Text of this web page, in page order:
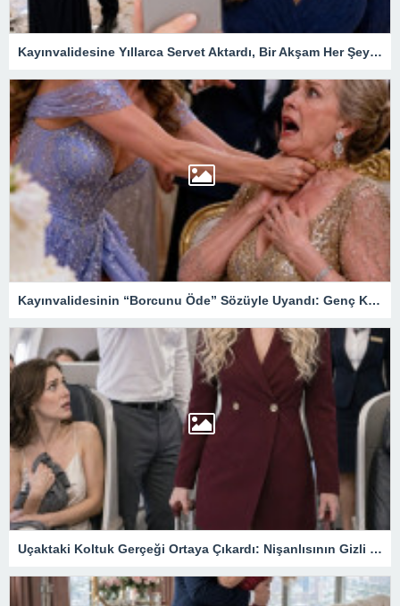
Kayınvalidesine Yıllarca Servet Aktardı, Bir Akşam Her Şeyi Değiştiren Gerçeği Öğrendi
Kayınvalidesinin “Borcunu Öde” Sözüyle Uyandı: Genç Kadının Sınırları Bütün Aileyi Değiştirdi
Uçaktaki Koltuk Gerçeği Ortaya Çıkardı: Nişanlısının Gizli Planını Öğrenince Her Şeyi Geride Bıraktı